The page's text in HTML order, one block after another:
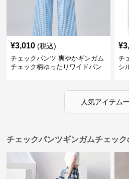
¥3,010 (税込)
チェックパンツ 爽やかギンガム
チェック柄ゆったりワイドパン
¥
チ
シ
人気アイテム
チェックパンツギンガムチェッ